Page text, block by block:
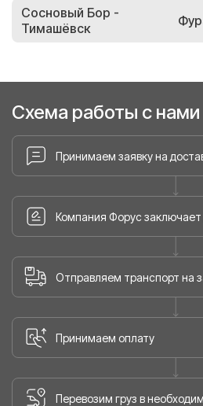
Сосновый Бор -
Тимашёвск
Схема работы с нами
Принимаем заявку на
Компания Форус заключает
Отправляем транспорт на
Принимаем оплату
Перевозим груз в